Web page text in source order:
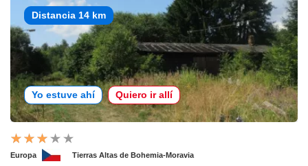
Distancia 14 km
Yo estuve ahí Quiero ir allí
Europa Tierras Altas de Bohemia-Moravia